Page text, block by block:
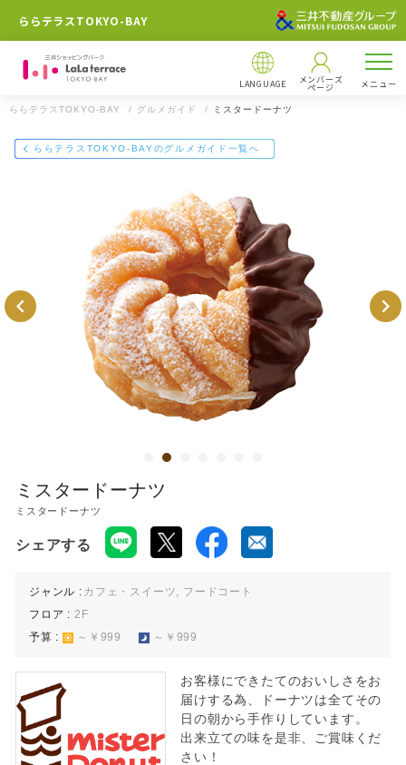
ららテラスTOKYO-BAY
LANGUAGE メンバーズ
ページ メニュー
ららテラスTOKYO-BAY
〒273-0013 千葉県船橋市若松二丁目2番1号
【飲食店 営業時間】
00
※一部営業時間の異なる店舗がございます。
※ラストオーダーは店舗によって異なります。
ららテラスTOKYO-BAYのWEBサイト
店舗情報
ミスタードーナツ
千葉県船橋市若松二丁目2番1号
https://mitsui-shopping-park.com/gourmet/lalaport/lalat-tokyoba
y/g0046000000020100/
メールで送る Facebookでシェア LINEで送る
ららテラスTOKYO-BAY グルメガイド ミスタードーナツ
ららテラスTOKYO-BAYのグルメガイド一覧へ
ミスタードーナツ
ミスタードーナツ
シェアする
ジャンル : カフェ・スイーツ, フードコート
フロア : 2F
予算 :
～￥999 ～￥999
お客様にできたてのおいしさをお
届けする為、ドーナツは全てその
日の朝から手作りしています。
出来立ての味を是非、ご賞味くだ
さい！